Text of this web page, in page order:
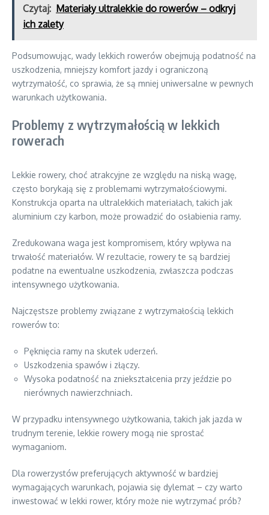
Czytaj: Materiały ultralekkie do rowerów – odkryj
ich zalety
Podsumowując, wady lekkich rowerów obejmują podatność na
uszkodzenia, mniejszy komfort jazdy i ograniczoną
wytrzymałość, co sprawia, że są mniej uniwersalne w pewnych
warunkach użytkowania.
Problemy z wytrzymałością w lekkich
rowerach
Lekkie rowery, choć atrakcyjne ze względu na niską wagę,
często borykają się z problemami wytrzymałościowymi.
Konstrukcja oparta na ultralekkich materiałach, takich jak
aluminium czy karbon, może prowadzić do osłabienia ramy.
Zredukowana waga jest kompromisem, który wpływa na
trwałość materiałów. W rezultacie, rowery te są bardziej
podatne na ewentualne uszkodzenia, zwłaszcza podczas
intensywnego użytkowania.
Najczęstsze problemy związane z wytrzymałością lekkich
rowerów to:
Pęknięcia ramy na skutek uderzeń.
Uszkodzenia spawów i złączy.
Wysoka podatność na zniekształcenia przy jeździe po
nierównych nawierzchniach.
W przypadku intensywnego użytkowania, takich jak jazda w
trudnym terenie, lekkie rowery mogą nie sprostać
wymaganiom.
Dla rowerzystów preferujących aktywność w bardziej
wymagających warunkach, pojawia się dylemat – czy warto
inwestować w lekki rower, który może nie wytrzymać prób?